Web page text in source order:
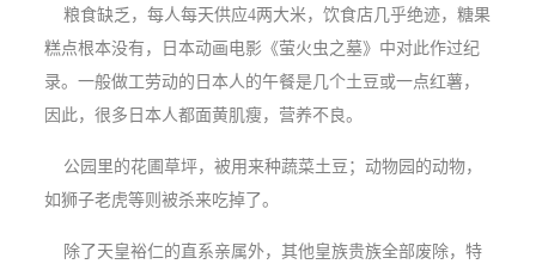
粮食缺乏，每人每天供应4两大米，饮食店几乎绝迹，糖果
糕点根本没有，日本动画电影《萤火虫之墓》中对此作过纪
录。一般做工劳动的日本人的午餐是几个土豆或一点红薯，
因此，很多日本人都面黄肌瘦，营养不良。
公园里的花圃草坪，被用来种蔬菜土豆；动物园的动物，
如狮子老虎等则被杀来吃掉了。
除了天皇裕仁的直系亲属外，其他皇族贵族全部废除，特